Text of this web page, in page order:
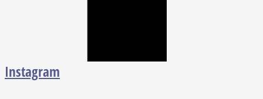
Instagram